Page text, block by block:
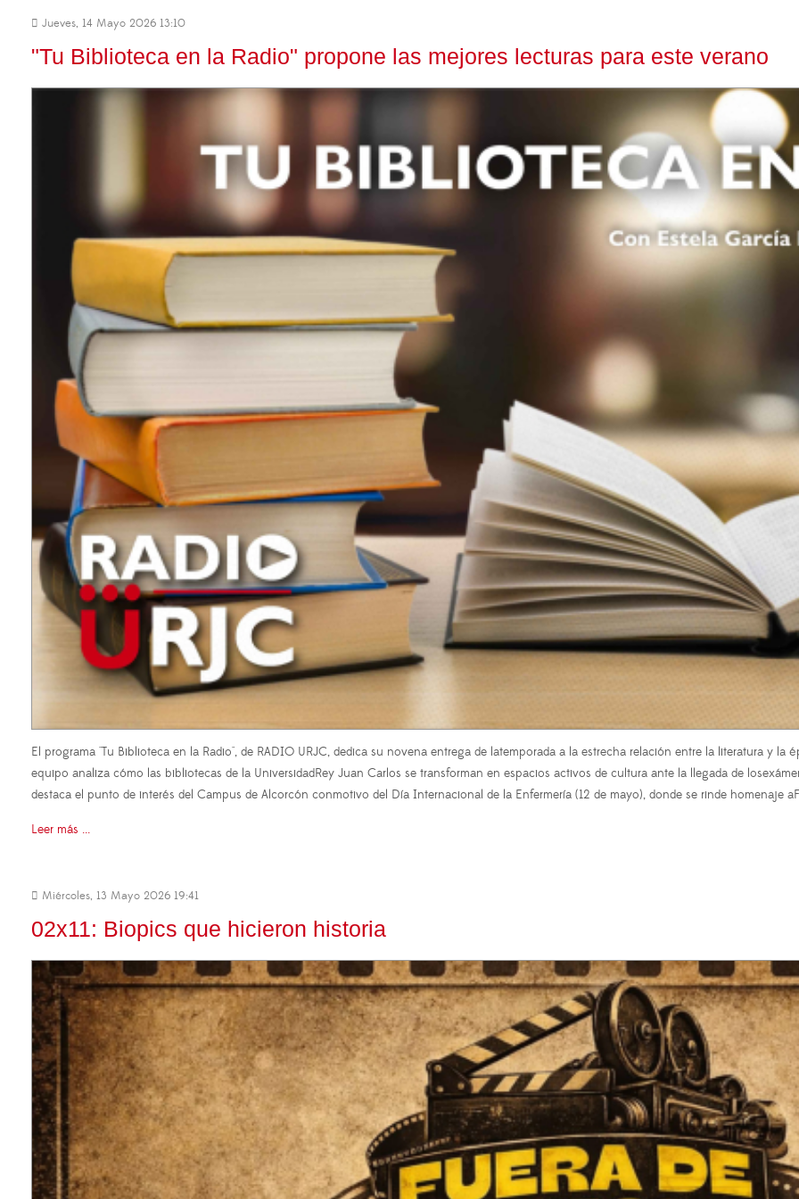
Jueves, 14 Mayo 2026 13:10
"Tu Biblioteca en la Radio" propone las mejores lecturas para este verano
El programa "Tu Biblioteca en la Radio", de RADIO URJC, dedica su novena entrega de latemporada a la estrecha relación entre la literatura y
equipo analiza cómo las bibliotecas de la UniversidadRey Juan Carlos se transforman en espacios activos de cultura ante la llegada de
destaca el punto de interés del Campus de Alcorcón conmotivo del Día Internacional de la Enfermería (12 de mayo), donde se rinde homenaje
Leer más ...
Miércoles, 13 Mayo 2026 19:41
02x11: Biopics que hicieron historia